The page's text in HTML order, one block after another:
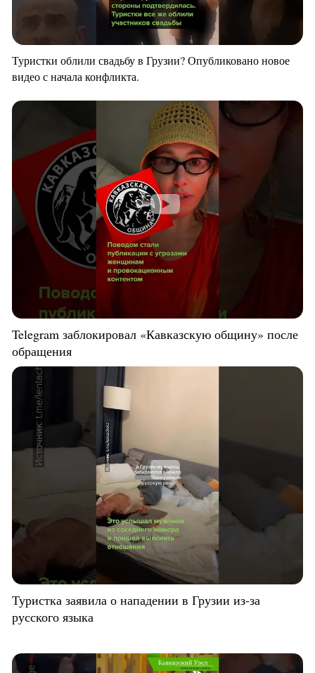
Туристки облили свадьбу в Грузии? Опубликовано новое
видео с начала конфликта.
Telegram заблокировал «Кавказскую общину» после
обращения
Туристка заявила о нападении в Грузии из-за
русского языка